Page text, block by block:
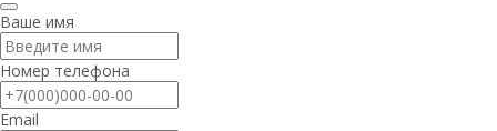
Ваше имя
Номер телефона
Email